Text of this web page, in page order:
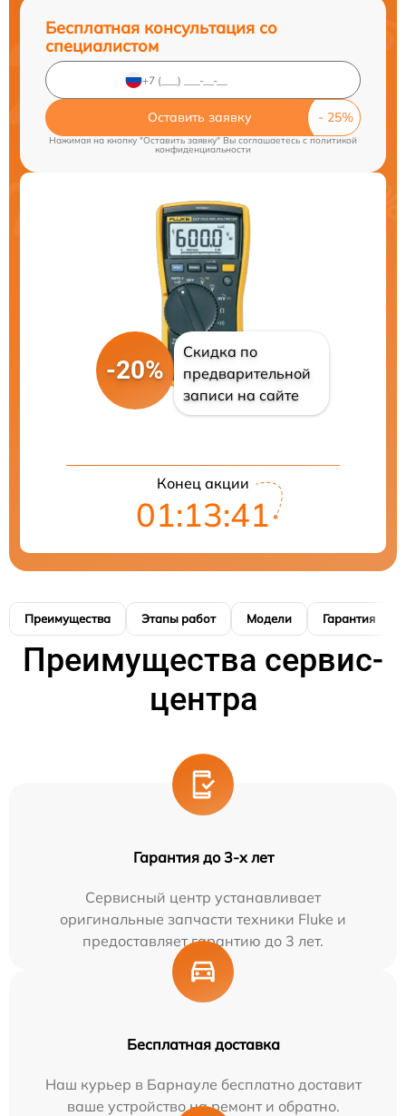
Бесплатная консультация со
специалистом
Оставить заявку
Нажимая на кнопку "Оставить заявку" Вы соглашаетесь cполитикой
конфиденциальности
-20%
Скидка по
предварительной
записи на сайте
Конец акции
01:13:41
Преимущества Этапы работ Модели Гарантия
Преимущества сервис-
центра
Гарантия до 3-х лет
Сервисный центр устанавливает
оригинальные запчасти техники Fluke и
предоставляет гарантию до 3 лет.
Бесплатная доставка
Наш курьер в Барнауле бесплатно доставит
ваше устройство на ремонт и обратно.